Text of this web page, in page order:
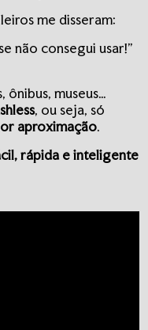
me disseram:
não consegui usar!”
ônibus, museus…
, ou seja, só
aproximação.
rápida e inteligente